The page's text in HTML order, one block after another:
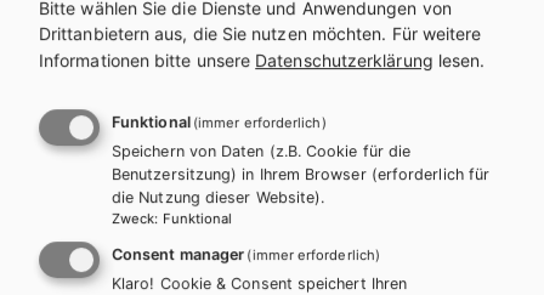
Bitte wählen Sie die Dienste und Anwendungen von
Drittanbietern aus, die Sie nutzen möchten. Für weitere
Informationen bitte unsere Datenschutzerklärung lesen.
Funktional (immer erforderlich)
Speichern von Daten (z.B. Cookie für die
Benutzersitzung) in Ihrem Browser (erforderlich für
die Nutzung dieser Website).
Zweck: Funktional
Consent manager (immer erforderlich)
Klaro! Cookie & Consent speichert Ihren